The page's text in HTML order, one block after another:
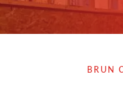
BRUN